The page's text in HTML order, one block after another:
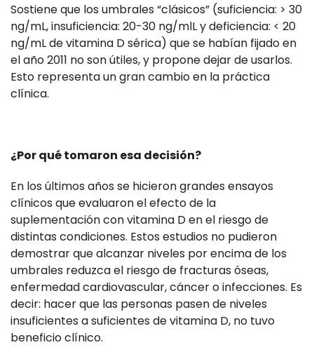
Sostiene que los umbrales “clásicos” (suficiencia: > 30
ng/mL, insuficiencia: 20-30 ng/mlL y deficiencia: < 20
ng/mL de vitamina D sérica) que se habían fijado en
el año 2011 no son útiles, y propone dejar de usarlos.
Esto representa un gran cambio en la práctica
clínica.
¿Por qué tomaron esa decisión?
En los últimos años se hicieron grandes ensayos
clínicos que evaluaron el efecto de la
suplementación con vitamina D en el riesgo de
distintas condiciones. Estos estudios no pudieron
demostrar que alcanzar niveles por encima de los
umbrales reduzca el riesgo de fracturas óseas,
enfermedad cardiovascular, cáncer o infecciones. Es
decir: hacer que las personas pasen de niveles
insuficientes a suficientes de vitamina D, no tuvo
beneficio clínico.